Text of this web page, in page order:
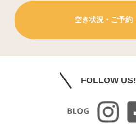
空き状況・ご予約
FOLLOW US!